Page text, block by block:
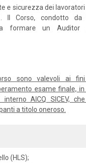
e sicurezza dei lavoratori
Il Corso, condotto da
formare un Auditor
sono valevoli ai
esame finale,
AICQ SICEV,
a titolo oneroso.
(HLS);